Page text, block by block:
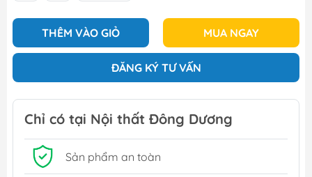
THÊM VÀO GIỎ MUA NGAY
ĐĂNG KÝ TƯ VẤN
Chỉ có tại Nội thất Đông Dương
Sản phẩm an toàn